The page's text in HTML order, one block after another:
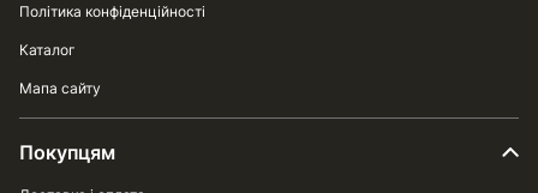
Політика конфіденційності
Каталог
Мапа сайту
Покупцям